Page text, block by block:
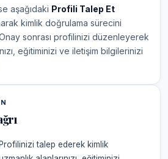
aşağıdaki Profili Talep Et
kimlik doğrulama sürecini
sonrası profilinizi düzenleyerek
eğitiminizi ve iletişim bilgilerinizi
Profilinizi talep ederek kimlik